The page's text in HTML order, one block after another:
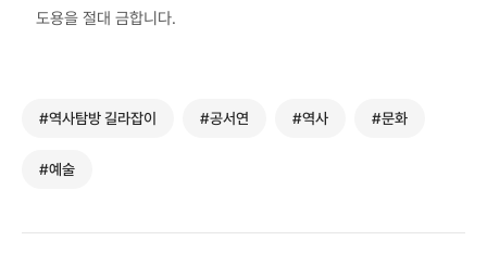
도용을 절대 금합니다.
#역사탐방 길라잡이 #공서연 #역사 #문화
#예술